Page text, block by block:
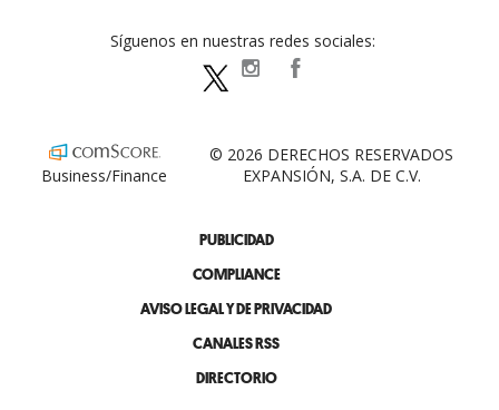
PUBLICIDAD
COMPLIANCE
AVISO LEGAL Y DE PRIVACIDAD
CANALES RSS
DIRECTORIO
Síguenos en nuestras redes sociales:
expansionpolitica
Business/Finance
© 2026 DERECHOS RESERVADOS
EXPANSIÓN, S.A. DE C.V.